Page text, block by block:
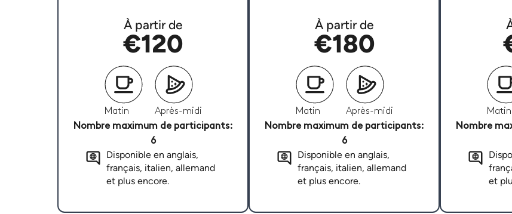
À partir de
€120
Matin
Après-midi
Nombre maximum de participants:
6
Disponible en anglais,
français, italien, allemand
et plus encore.
À partir de
€180
Matin
Après-midi
Nombre maximum de participants:
6
Disponible en anglais,
français, italien, allemand
et plus encore.
Matin
Nombre
et